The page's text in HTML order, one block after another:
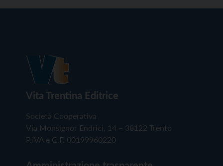
Vita Trentina Editrice
Società Cooperativa
Via Monsignor Endrici, 14 – 38122 Trento
P.IVA e C.F. 00199960220